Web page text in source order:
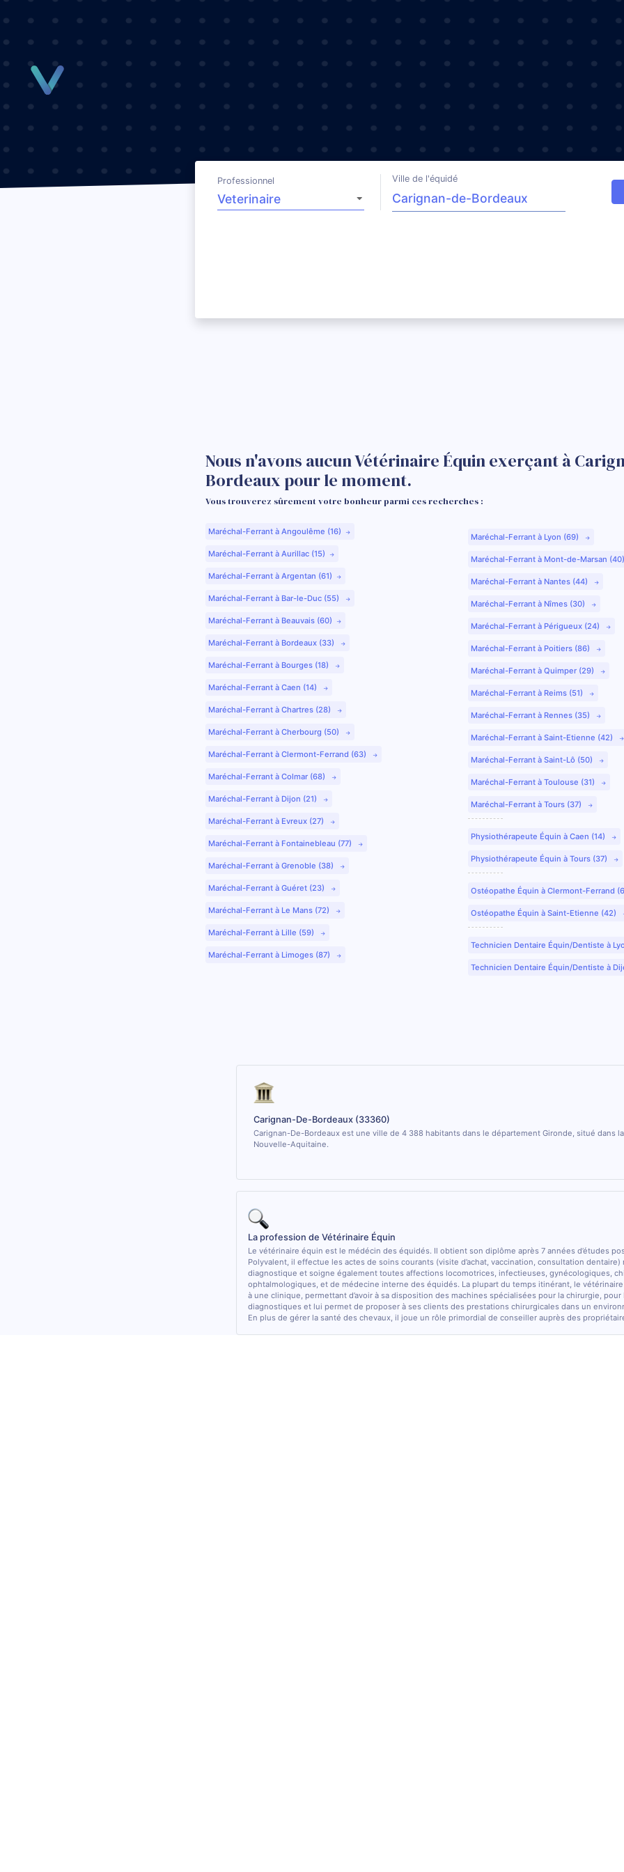
Professionnel Ville de l'équidé
Nous n'avons aucun Vétérinaire Équin exerçant à
Bordeaux pour le moment.
Vous trouverez sûrement votre bonheur parmi ces recherches :
Maréchal-Ferrant à Angoulême (16)
Maréchal-Ferrant à Aurillac (15)
Maréchal-Ferrant à Argentan (61)
Maréchal-Ferrant à Bar-le-Duc (55)
Maréchal-Ferrant à Beauvais (60)
Maréchal-Ferrant à Bordeaux (33)
Maréchal-Ferrant à Bourges (18)
Maréchal-Ferrant à Caen (14)
Maréchal-Ferrant à Chartres (28)
Maréchal-Ferrant à Cherbourg (50)
Maréchal-Ferrant à Clermont-Ferrand (63)
Maréchal-Ferrant à Colmar (68)
Maréchal-Ferrant à Dijon (21)
Maréchal-Ferrant à Evreux (27)
Maréchal-Ferrant à Fontainebleau (77)
Maréchal-Ferrant à Grenoble (38)
Maréchal-Ferrant à Guéret (23)
Maréchal-Ferrant à Le Mans (72)
Maréchal-Ferrant à Lille (59)
Maréchal-Ferrant à Limoges (87)
Maréchal-Ferrant à Lyon (69)
Maréchal-Ferrant à Mont-de-Marsan
Maréchal-Ferrant à Nantes (44)
Maréchal-Ferrant à Nîmes (30)
Maréchal-Ferrant à Périgueux (24)
Maréchal-Ferrant à Poitiers (86)
Maréchal-Ferrant à Quimper (29)
Maréchal-Ferrant à Reims (51)
Maréchal-Ferrant à Rennes (35)
Maréchal-Ferrant à Saint-Etienne (42)
Maréchal-Ferrant à Saint-Lô (50)
Maréchal-Ferrant à Toulouse (31)
Maréchal-Ferrant à Tours (37)
Physiothérapeute Équin à Caen (14)
Physiothérapeute Équin à Tours (37)
Ostéopathe Équin à Clermont-Ferrand
Ostéopathe Équin à Saint-Etienne (42)
Technicien Dentaire Équin/Dentiste à
Technicien Dentaire Équin/Dentiste à
Carignan-De-Bordeaux (33360)
Carignan-De-Bordeaux est une ville de 4 388 habitants dans le département Gironde, situé dans
Nouvelle-Aquitaine.
La profession de Vétérinaire Équin
Le vétérinaire équin est le médécin des équidés. Il obtient son diplôme après 7 années d’études
Polyvalent, il effectue les actes de soins courants (visite d’achat, vaccination, consultation dentaire)
diagnostique et soigne également toutes affections locomotrices, infectieuses, gynécologiques,
ophtalmologiques, et de médecine interne des équidés. La plupart du temps itinérant, le
à une clinique, permettant d’avoir à sa disposition des machines spécialisées pour la chirurgie,
diagnostiques et lui permet de proposer à ses clients des prestations chirurgicales dans un
En plus de gérer la santé des chevaux, il joue un rôle primordial de conseiller auprès des